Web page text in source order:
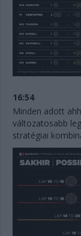
16:54
Minden adott
változatosabb
stratégiai